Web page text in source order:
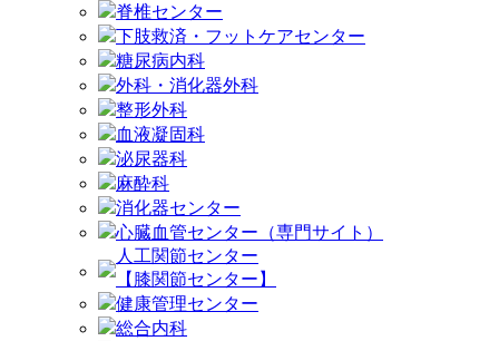
脊椎センター
下肢救済・フットケアセンター
糖尿病内科
外科・消化器外科
整形外科
血液凝固科
泌尿器科
麻酔科
消化器センター
心臓血管センター（専門サイト）
人工関節センター
【膝関節センター】
健康管理センター
総合内科